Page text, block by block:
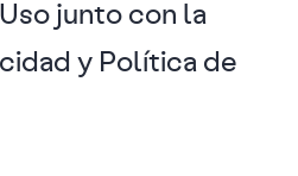
junto con la
y Política de